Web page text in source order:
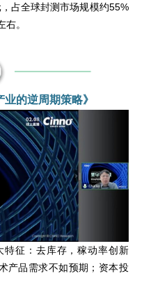
占全球封测市场规模约55%
。
的逆周期策略》
特征：去库存，稼动率创新
产品需求不如预期；资本投